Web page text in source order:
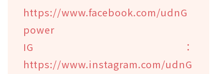
https://www.facebook.com/udnG
power
IG：
https://www.instagram.com/udnG